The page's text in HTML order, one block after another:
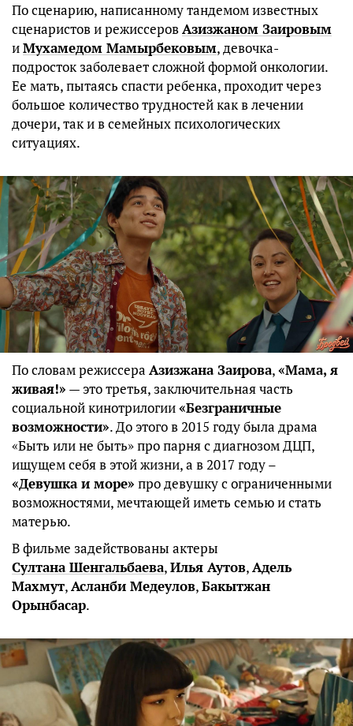
По сценарию, написанному тандемом известных
сценаристов и режиссеровАзизжаном Заировым
иМухамедом Мамырбековым, девочка-
подросток заболевает сложной формой онкологии.
Ее мать, пытаясь спасти ребенка, проходит через
большое количество трудностей как в лечении
дочери, так и в семейных психологических
ситуациях.
По словам режиссера Азизжана Заирова,«Мама, я
живая!» — это третья, заключительная часть
социальной кинотрилогии«Безграничные
возможности». До этого в 2015 году была драма
«Быть или не быть» про парня с диагнозом ДЦП,
ищущем себя в этой жизни, а в 2017 году –
«Девушка и море» про девушку с ограниченными
возможностями, мечтающей иметь семью и стать
матерью.
В фильме задействованы актеры
Султана Шенгальбаева,Илья Аутов,Адель
Махмут,Асланби Медеулов,Бакытжан
Орынбасар.